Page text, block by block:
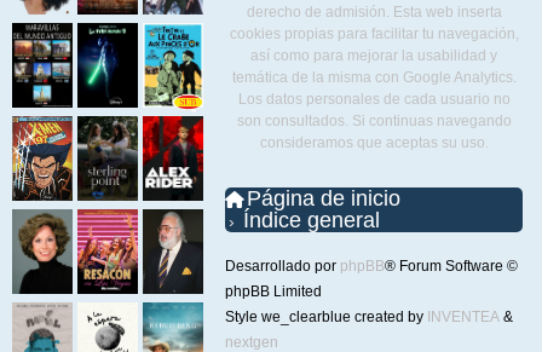
derecho de admisión. Esta web inserta
cookies propias para facilitar tu navegación,
así como para mejorar la usabilidad y
temática de la misma con Google Analytics.
Los datos personales de cada usuario no
son consultados. Si continuas navegando
consideramos que aceptas su uso.
Página de inicio
Índice general
Desarrollado por phpBB® Forum Software ©
phpBB Limited
Style we_clearblue created by INVENTEA &
nextgen